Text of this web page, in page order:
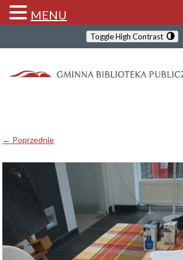
Toggle High Contrast
← Poprzednie
MENU